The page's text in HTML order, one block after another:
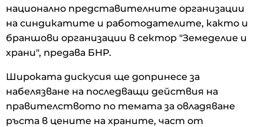
национално представителните организации
на синдикатите и работодателите, както и
браншови организации в сектор "Земеделие и
храни", предава БНР.
Широката дискусия ще допринесе за
набелязване на последващи действия на
правителството по темата за овладяване
ръста в цените на храните, част от